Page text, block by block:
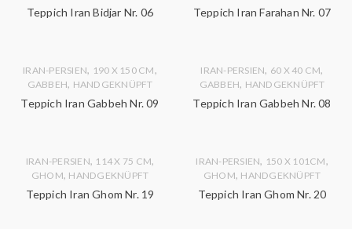
Teppich Iran Bidjar Nr. 06 Teppich Iran Farahan Nr. 07
IRAN-PERSIEN, 190 X 150 CM,
GABBEH, HANDGEKNÜPFT
Teppich Iran Gabbeh Nr. 09
IRAN-PERSIEN, 60 X 40 CM,
GABBEH, HANDGEKNÜPFT
Teppich Iran Gabbeh Nr. 08
IRAN-PERSIEN, 114 X 75 CM,
GHOM, HANDGEKNÜPFT
Teppich Iran Ghom Nr. 19
IRAN-PERSIEN, 150 X 101CM,
GHOM, HANDGEKNÜPFT
Teppich Iran Ghom Nr. 20